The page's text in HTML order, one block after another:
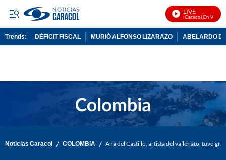
LIVE
Noticias Caracol En Vivo
Trends: DÉFICIT FISCAL MURIÓ ALFONSO LIZARAZO ABELARDO
Noticias Caracol / COLOMBIA / Ana del Castillo, artista del vallenato, tuvo